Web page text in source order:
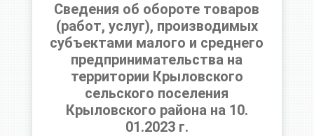
Сведения об обороте товаров
(работ, услуг), производимых
субъектами малого и среднего
предпринимательства на
территории Крыловского
сельского поселения
Крыловского района на 10.
01.2023 г.